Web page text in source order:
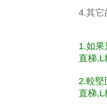
4.其它
1.如
直梯
2.較堅
直梯